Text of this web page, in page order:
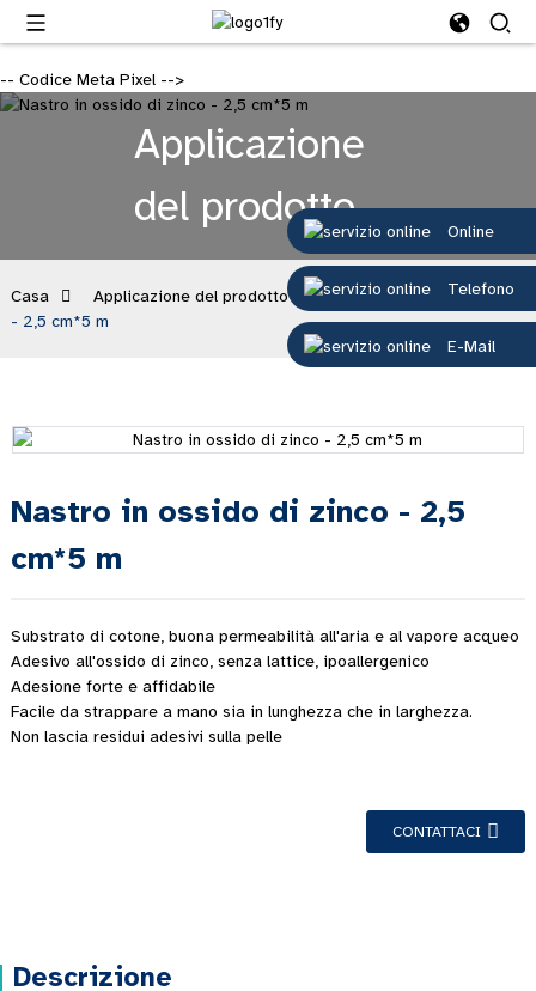
-- Codice Meta Pixel -->
Online
Telefono
E-Mail
Applicazione
del prodotto
Casa Applicazione del prodotto
Nastro in ossido di zinco
- 2,5 cm*5 m
Nastro in ossido di zinco - 2,5
cm*5 m
Substrato di cotone, buona permeabilità all'aria e al vapore acqueo
Adesivo all'ossido di zinco, senza lattice, ipoallergenico
Adesione forte e affidabile
Facile da strappare a mano sia in lunghezza che in larghezza.
Non lascia residui adesivi sulla pelle
CONTATTACI
Descrizione